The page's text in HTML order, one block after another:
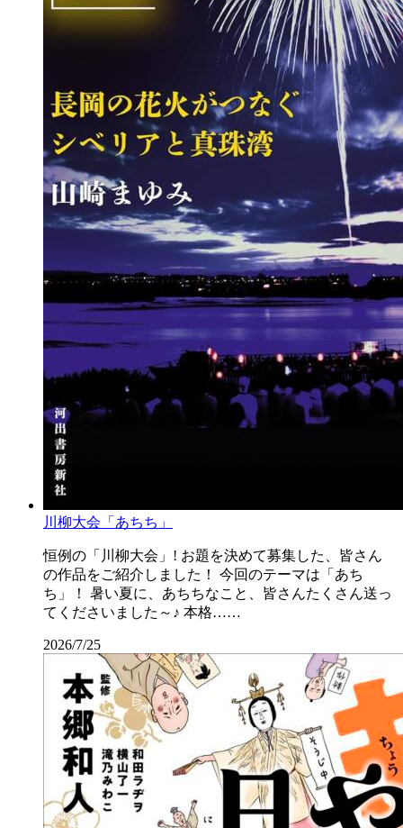
川柳大会「あちち」
恒例の「川柳大会」! お題を決めて募集した、皆さん
の作品をご紹介しました！ 今回のテーマは「あち
ち」！ 暑い夏に、あちちなこと、皆さんたくさん送っ
てくださいました～♪ 本格……
2026/7/25